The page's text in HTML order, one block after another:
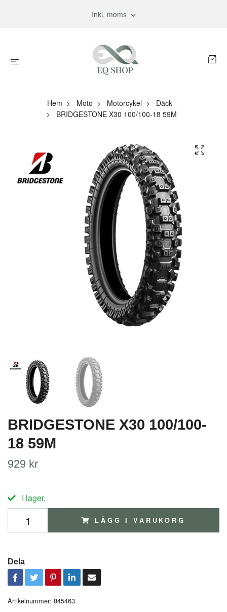
Inkl. moms
Hem Moto Motorcykel
Däck
BRIDGESTONE X30 100/100-18 59M
BRIDGESTONE X30 100/100-
18 59M
929 kr
I lager.
LÄGG I VARUKORG
Dela
Artikelnummer: 845463